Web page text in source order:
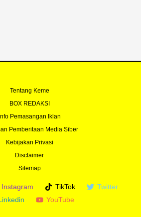
Tentang Keme
BOX REDAKSI
Info Pemasangan Iklan
Pemberitaan Media Siber
Kebijakan Privasi
Disclaimer
Sitemap
Instagram TikTok
Twitter
YouTube